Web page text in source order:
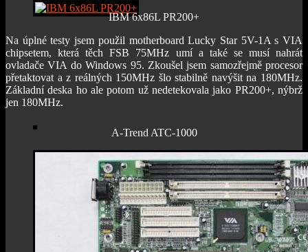
IBM 6x86L PR200+
Na úplné testy jsem použil motherboard Lucky Star 5V-1A s VIA
chipsetem, která těch FSB 75MHz umí a také se musí nahrát
ovladače VIA do Windows 95. Zkoušel jsem samozřejmě procesor
přetaktovat a z reálných 150MHz šlo stabilně navýšit na 180MHz.
Základní deska ho ale potom už nedetekovala jako PR200+, nýbrž
jen 180MHz.
A-Trend ATC-1000